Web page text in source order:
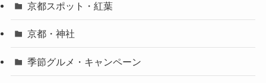
京都スポット・紅葉
京都・神社
季節グルメ・キャンペーン